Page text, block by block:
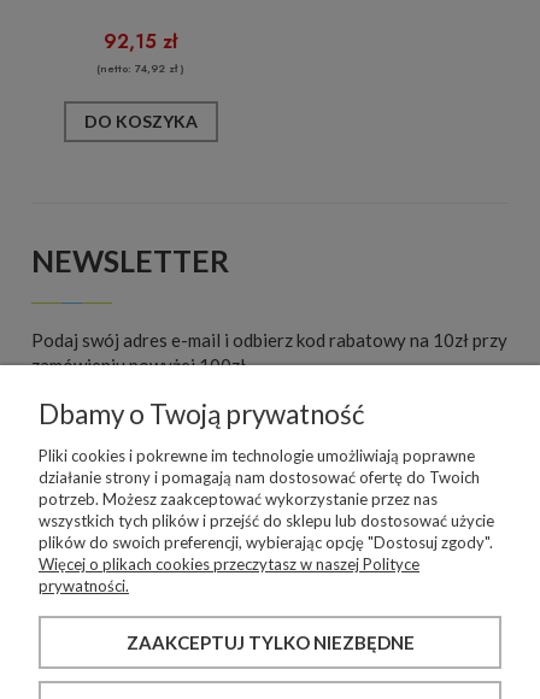
92,15 zł
(netto:74,92 zł)
DO KOSZYKA
NEWSLETTER
Podaj swój adres e-mail i odbierz kod rabatowy na 10zł przy
zamówieniu powyżej 100zł.
WARUNKI ZAKUPÓW
INFORMACJE O SKLEPIE
MOJE KONTO
Dbamy o Twoją prywatność
Pliki cookies i pokrewne im technologie umożliwiają poprawne
działanie strony i pomagają nam dostosować ofertę do Twoich
potrzeb. Możesz zaakceptować wykorzystanie przez nas
wszystkich tych plików i przejść do sklepu lub dostosować użycie
plików do swoich preferencji, wybierając opcję "Dostosuj zgody".
Więcej o plikach cookies przeczytasz w naszej Polityce
prywatności.
ZAAKCEPTUJ TYLKO NIEZBĘDNE